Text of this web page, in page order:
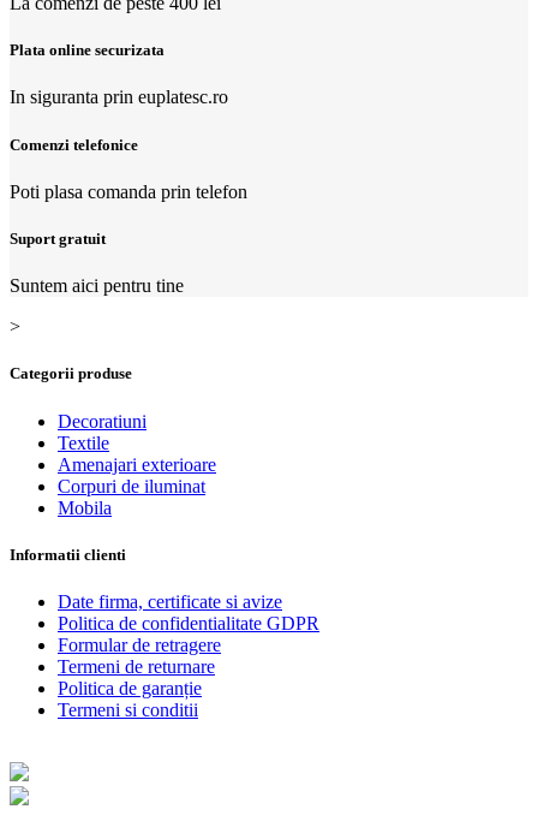
Plata online securizata
In siguranta prin euplatesc.ro
Comenzi telefonice
Poti plasa comanda prin telefon
Suport gratuit
Suntem aici pentru tine
>
Categorii produse
Decoratiuni
Textile
Amenajari exterioare
Corpuri de iluminat
Mobila
Informatii clienti
Date firma, certificate si avize
Politica de confidentialitate GDPR
Formular de retragere
Termeni de returnare
Politica de garanție
Termeni si conditii